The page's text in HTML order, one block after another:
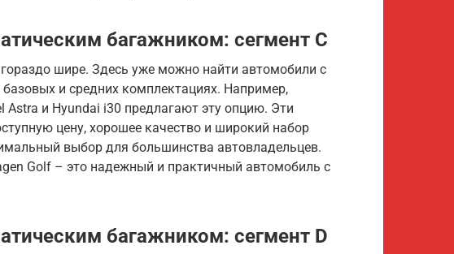
багажником: сегмент C
гораздо шире. Здесь уже можно найти автомобили с
и средних комплектациях. Например,
Astra и Hyundai i30 предлагают эту опцию. Эти
цену, хорошее качество и широкий набор
выбор для большинства автовладельцев.
Golf – это надежный и практичный автомобиль с
багажником: сегмент D